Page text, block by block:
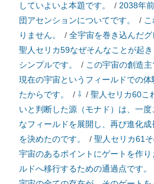
していよいよ本題です。
/ 2038年
団アセンションについてです。
/
りません。
/ 全宇宙を巻き込んだグ
聖人セリカ59なぜそんなことが起
シンプルです。
/ この宇宙の創造主
現在の宇宙というフィールドでの
たからです。
/ ⇩ / 聖人セリカ60こ
いと判断した源（モナド）は、一
なフィールドを展開し、再び進化
を決めたのです。
/ 聖人セリカ61
宇宙のあるポイントにゲートを作り
ルドへ移行するための通過点です。